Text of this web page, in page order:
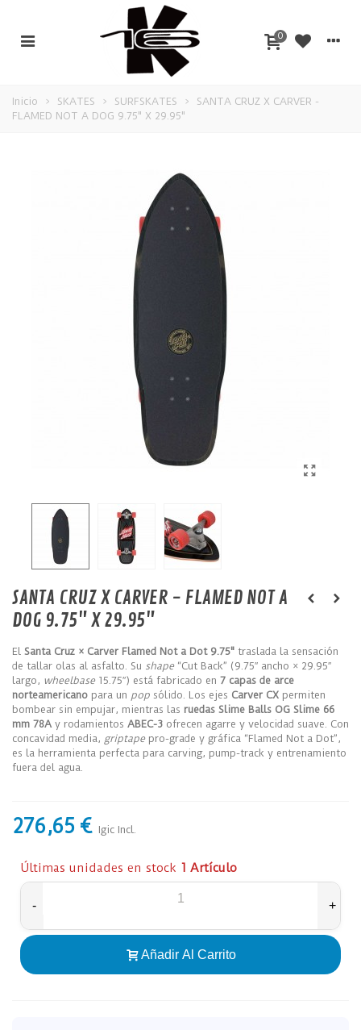
0
Inicio > SKATES > SURFSKATES >
SANTA CRUZ X CARVER -
FLAMED NOT A DOG 9.75" X 29.95"
SANTA CRUZ X CARVER - FLAMED NOT A
DOG 9.75" X 29.95"
El Santa Cruz × Carver Flamed Not a Dot 9.75" traslada la sensación
de tallar olas al asfalto. Su shape“Cut Back” (9.75″ ancho × 29.95″
largo, wheelbase15.75″) está fabricado en 7 capas de arce
norteamericano para un pop sólido. Los ejes Carver CX permiten
bombear sin empujar, mientras las ruedas Slime Balls OG Slime 66
mm 78Ay rodamientos ABEC-3 ofrecen agarre y velocidad suave. Con
concavidad media, griptapepro-grade y gráfica “Flamed Not a Dot”,
es la herramienta perfecta para carving, pump-track y entrenamiento
fuera del agua.
276,65 € Igic Incl.
Últimas unidades en stock 1 Artículo
- +
Añadir Al Carrito